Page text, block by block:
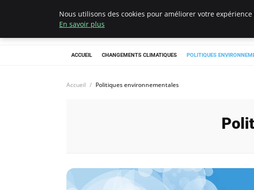
ACCUEIL CHANGEMENTS CLIMATIQUES POLITIQUES
Accueil Politiques environnementales
Nous utilisons des cookies pour améliorer votre
En savoir plus